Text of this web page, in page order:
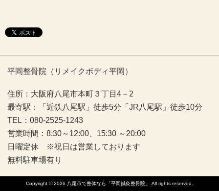
平岡整骨院（リメイクボディ平岡）
住所：大阪府八尾市本町３丁目4－2
最寄駅：「近鉄八尾駅」徒歩5分「JR八尾駅」徒歩10分
TEL：080-2525-1243
営業時間：8:30～12:00、15:30 ～20:00
日曜定休 ※祝日は営業しております
無料駐車場有り
Copyright © 2026 八尾市で整体なら「平岡鍼灸整骨院」 All rights reserved.